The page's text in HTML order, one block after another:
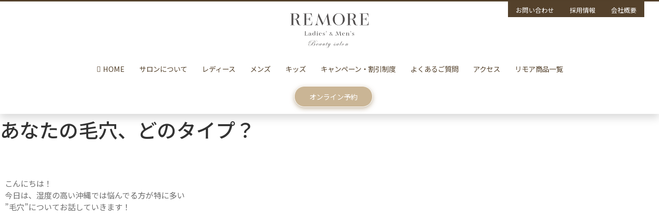
お問い合わせ 採用情報 会社概要
HOME サロンについて レディース メンズ キッズ キャンペーン・割引制度 よくあるご質問 アクセス リモア商品一覧
オンライン予約
あなたの毛穴、どのタイプ？
こんにちは！
今日は、湿度の高い沖縄では悩んでる方が特に多い
”毛穴”についてお話していきます！